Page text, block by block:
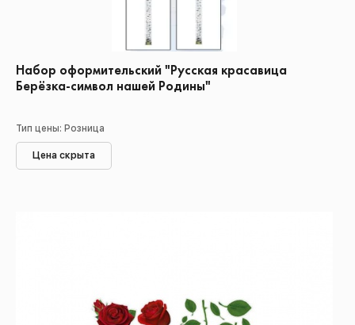
Набор оформительский "Русская красавица
Берёзка-символ нашей Родины"
Тип цены: Розница
Цена скрыта